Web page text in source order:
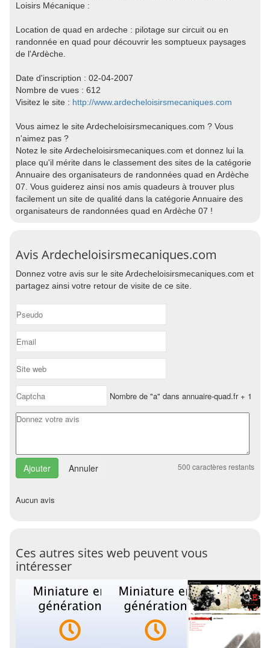
Loisirs Mécanique :
Location de quad en ardeche : pilotage sur circuit ou en
randonnée en quad pour découvrir les somptueux paysages
de l'Ardèche.
Date d'inscription : 02-04-2007
Nombre de vues : 612
Visitez le site : http://www.ardecheloisirsmecaniques.com
Vous aimez le site Ardecheloisirsmecaniques.com ? Vous
n'aimez pas ?
Notez le site Ardecheloisirsmecaniques.com et donnez lui la
place qu'il mérite dans le classement des sites de la catégorie
Annuaire des organisateurs de randonnées quad en Ardèche
07. Vous guiderez ainsi nos amis quadeurs à trouver plus
facilement un site de qualité dans la catégorie Annuaire des
organisateurs de randonnées quad en Ardèche 07 !
Avis Ardecheloisirsmecaniques.com
Donnez votre avis sur le site Ardecheloisirsmecaniques.com et
partagez ainsi votre retour de visite de ce site.
Nombre de "a" dans annuaire-quad.fr + 1
Annuler 500 caractères restants
Aucun avis
Ces autres sites web peuvent vous
intéresser